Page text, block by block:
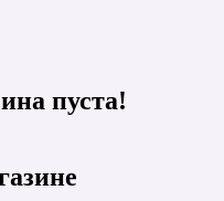
пуста!